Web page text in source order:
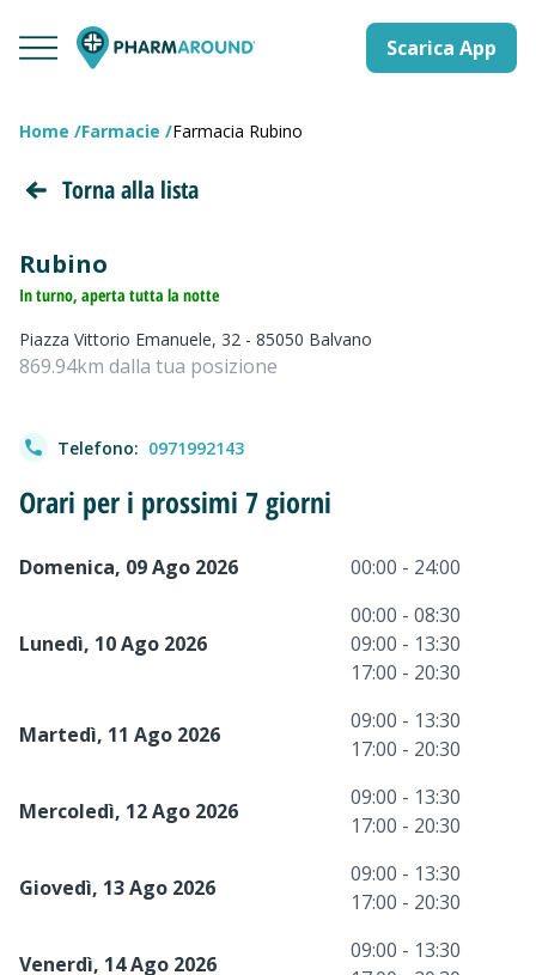
Scarica App
Home Farmacie Farmacia Rubino
Torna alla lista
Rubino
In turno, aperta tutta la notte
Piazza Vittorio Emanuele, 32 - 85050 Balvano
869.94km dalla tua posizione
Telefono: 0971992143
Orari per i prossimi 7 giorni
Domenica, 09 Ago 2026 00:00 - 24:00
Lunedì, 10 Ago 2026
00:00 - 08:30
09:00 - 13:30
17:00 - 20:30
Martedì, 11 Ago 2026
09:00 - 13:30
17:00 - 20:30
Mercoledì, 12 Ago 2026
09:00 - 13:30
17:00 - 20:30
Giovedì, 13 Ago 2026
09:00 - 13:30
17:00 - 20:30
Venerdì, 14 Ago 2026
09:00 - 13:30